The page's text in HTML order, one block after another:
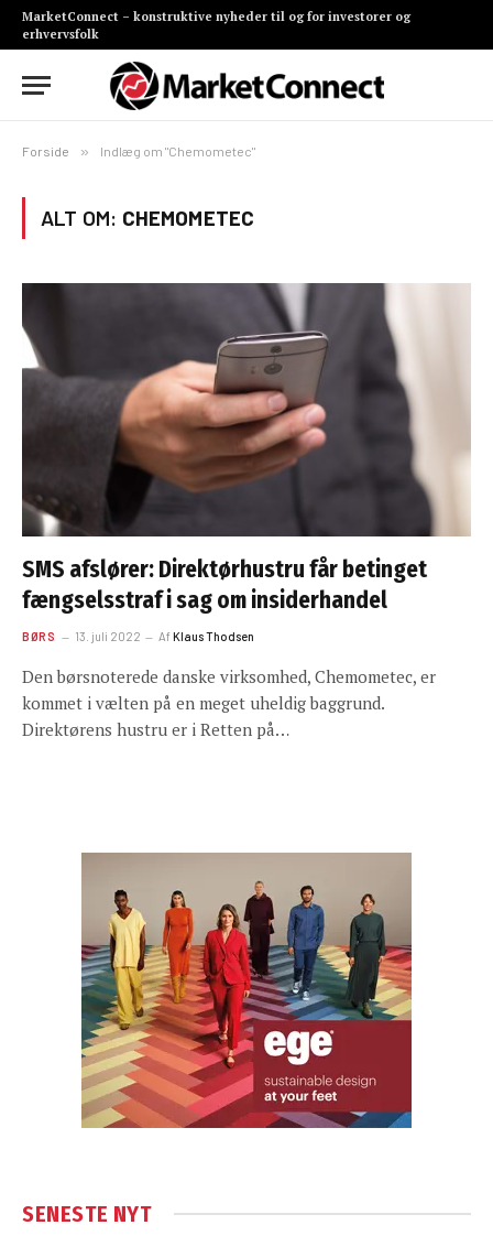
MarketConnect – konstruktive nyheder til og for investorer og
erhvervsfolk
Forside » Indlæg om "Chemometec"
ALT OM: CHEMOMETEC
SMS afslører: Direktørhustru får betinget
fængselsstraf i sag om insiderhandel
BØRS 13. juli 2022 AfKlaus Thodsen
Den børsnoterede danske virksomhed, Chemometec, er
kommet i vælten på en meget uheldig baggrund.
Direktørens hustru er i Retten på…
SENESTE NYT